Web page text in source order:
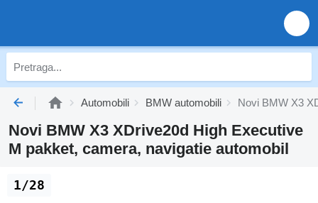
Automobili BMW automobili Novi BMW X3
Novi BMW X3 XDrive20d High Executive
M pakket, camera, navigatie automobil
1/28